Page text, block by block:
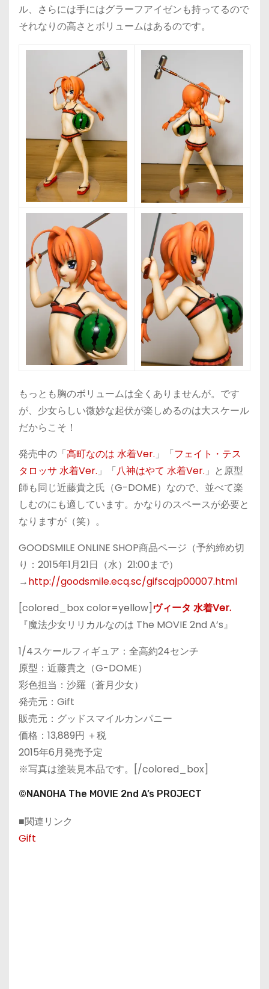
ル、さらには手にはグラーフアイゼンも持ってるので
それなりの高さとボリュームはあるのです。
もっとも胸のボリュームは全くありませんが。です
が、少女らしい微妙な起伏が楽しめるのは大スケール
だからこそ！
発売中の「高町なのは 水着Ver. 」「フェイト・テス
タロッサ 水着Ver. 」「八神はやて 水着Ver. 」と原型
師も同じ近藤貴之氏（G-DOME）なので、並べて楽
しむのにも適しています。かなりのスペースが必要と
なりますが（笑）。
GOODSMILE ONLINE SHOP商品ページ（予約締め切
り：2015年1月21日（水）21:00まで）
→http://goodsmile.ecq.sc/gifscajp00007.html
[colored_box color=yellow] ヴィータ 水着Ver.
『魔法少女リリカルなのは The MOVIE 2nd A’s』
1/4スケールフィギュア：全高約24センチ
原型：近藤貴之（G-DOME）
彩色担当：沙羅（蒼月少女）
発売元：Gift
販売元：グッドスマイルカンパニー
価格：13,889円 ＋税
2015年6月発売予定
※写真は塗装見本品です。[/colored_box]
©NANOHA The MOVIE 2nd A’s PROJECT
■関連リンク
Gift